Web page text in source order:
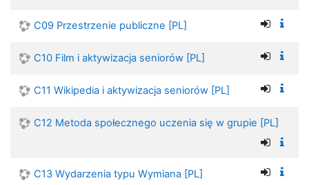
C09 Przestrzenie publiczne [PL]
C10 Film i aktywizacja seniorów [PL]
C11 Wikipedia i aktywizacja seniorów [PL]
C12 Metoda społecznego uczenia się w grupie [PL]
C13 Wydarzenia typu Wymiana [PL]